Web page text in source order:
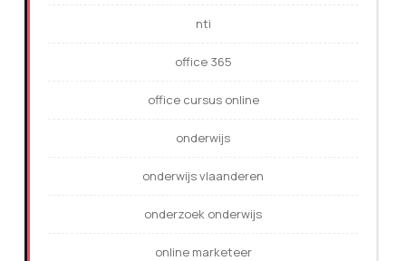
nti
office 365
office cursus online
onderwijs
onderwijs vlaanderen
onderzoek onderwijs
online marketeer